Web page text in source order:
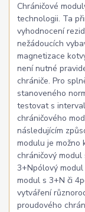
Chráničové
technologii. Ta
vyhodnocení
nežádoucích
magnetizace
není nutné
chrániče. Pro
stanoveného
testovat s
chráničového
následujícím
modulu je možno
chráničový
3+Npólový
modul s 3+N či
vytváření
proudového